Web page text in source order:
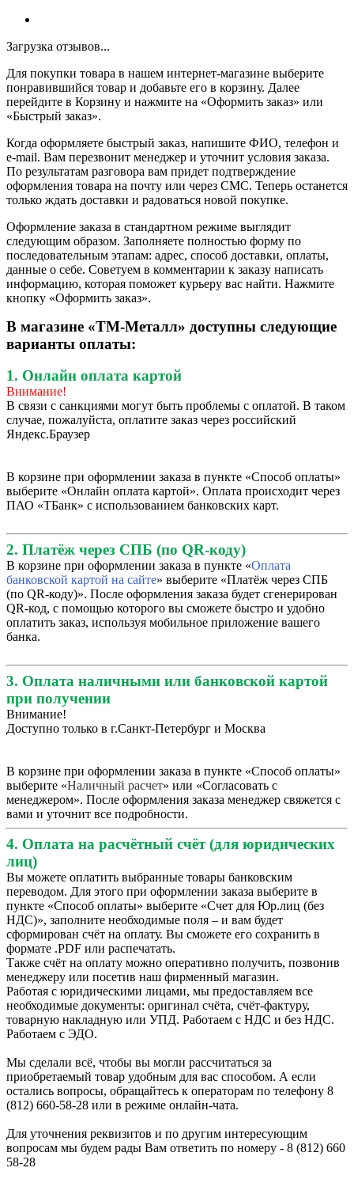
Загрузка отзывов...
Для покупки товара в нашем интернет-магазине выберите
понравившийся товар и добавьте его в корзину. Далее
перейдите в Корзину и нажмите на «Оформить заказ» или
«Быстрый заказ».
Когда оформляете быстрый заказ, напишите ФИО, телефон и
e-mail. Вам перезвонит менеджер и уточнит условия заказа.
По результатам разговора вам придет подтверждение
оформления товара на почту или через СМС. Теперь останется
только ждать доставки и радоваться новой покупке.
Оформление заказа в стандартном режиме выглядит
следующим образом. Заполняете полностью форму по
последовательным этапам: адрес, способ доставки, оплаты,
данные о себе. Советуем в комментарии к заказу написать
информацию, которая поможет курьеру вас найти. Нажмите
кнопку «Оформить заказ».
В магазине «ТМ-Металл» доступны следующие
варианты оплаты:
1. Онлайн оплата картой
Внимание!
В связи с санкциями могут быть проблемы с оплатой. В таком
случае, пожалуйста, оплатите заказ через российский
Яндекс.Браузер
В корзине при оформлении заказа в пункте «Способ оплаты»
выберите «Онлайн оплата картой». Оплата происходит через
ПАО «ТБанк» с использованием банковских карт.
2. Платёж через СПБ (по QR-коду)
В корзине при оформлении заказа в пункте «Оплата
банковской картой на сайте» выберите «Платёж через СПБ
(по QR-коду)». После оформления заказа будет сгенерирован
QR-код, с помощью которого вы сможете быстро и удобно
оплатить заказ, используя мобильное приложение вашего
банка.
3. Оплата наличными или банковской картой
при получении
Внимание!
Доступно только в г.Санкт-Петербург и Москва
В корзине при оформлении заказа в пункте «Способ оплаты»
выберите «Наличный расчет» или «Согласовать с
менеджером». После оформления заказа менеджер свяжется с
вами и уточнит все подробности.
4. Оплата на расчётный счёт (для юридических
лиц)
Вы можете оплатить выбранные товары банковским
переводом. Для этого при оформлении заказа выберите в
пункте «Способ оплаты» выберите «Счет для Юр.лиц (без
НДС)», заполните необходимые поля – и вам будет
сформирован счёт на оплату. Вы сможете его сохранить в
формате .PDF или распечатать.
Также счёт на оплату можно оперативно получить, позвонив
менеджеру или посетив наш фирменный магазин.
Работая с юридическими лицами, мы предоставляем все
необходимые документы: оригинал счёта, счёт-фактуру,
товарную накладную или УПД. Работаем с НДС и без НДС.
Работаем с ЭДО.
Мы сделали всё, чтобы вы могли рассчитаться за
приобретаемый товар удобным для вас способом. А если
остались вопросы, обращайтесь к операторам по телефону 8
(812) 660-58-28 или в режиме онлайн-чата.
Для уточнения реквизитов и по другим интересующим
вопросам мы будем рады Вам ответить по номеру - 8 (812) 660
58-28